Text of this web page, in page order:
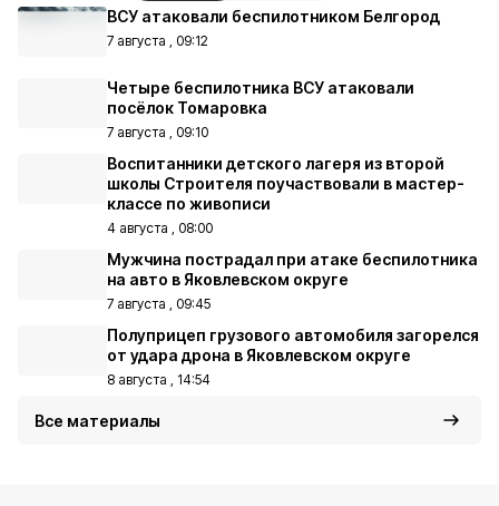
ВСУ атаковали беспилотником Белгород
7 августа , 09:12
Четыре беспилотника ВСУ атаковали
посёлок Томаровка
7 августа , 09:10
Воспитанники детского лагеря из второй
школы Строителя поучаствовали в мастер-
классе по живописи
4 августа , 08:00
Мужчина пострадал при атаке беспилотника
на авто в Яковлевском округе
7 августа , 09:45
Полуприцеп грузового автомобиля загорелся
от удара дрона в Яковлевском округе
8 августа , 14:54
Все материалы